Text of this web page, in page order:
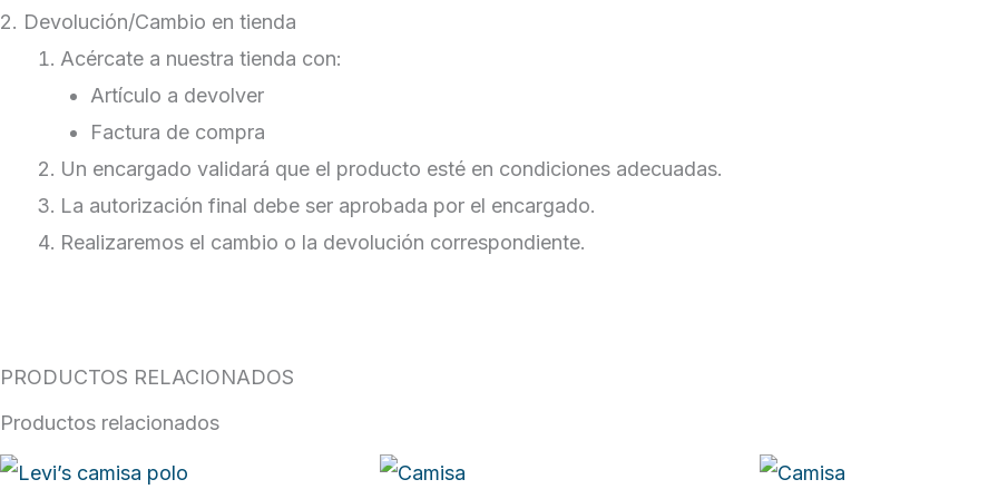
2. Devolución/Cambio en tienda
Acércate a nuestra tienda con:
Artículo a devolver
Factura de compra
Un encargado validará que el producto esté en condiciones adecuadas.
La autorización final debe ser aprobada por el encargado.
Realizaremos el cambio o la devolución correspondiente.
PRODUCTOS RELACIONADOS
Productos relacionados